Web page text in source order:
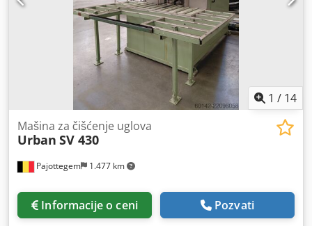
1 / 14
Pajottegem 1.477 km
Mašina za čišćenje uglova
Urban SV 430
Informacije o ceni Pozvati